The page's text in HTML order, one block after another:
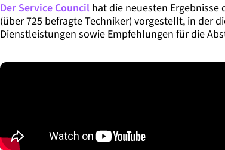
Der Service Council hat die neuesten Ergebnisse
(über 725 befragte Techniker) vorgestellt, in der
Dienstleistungen sowie Empfehlungen für die